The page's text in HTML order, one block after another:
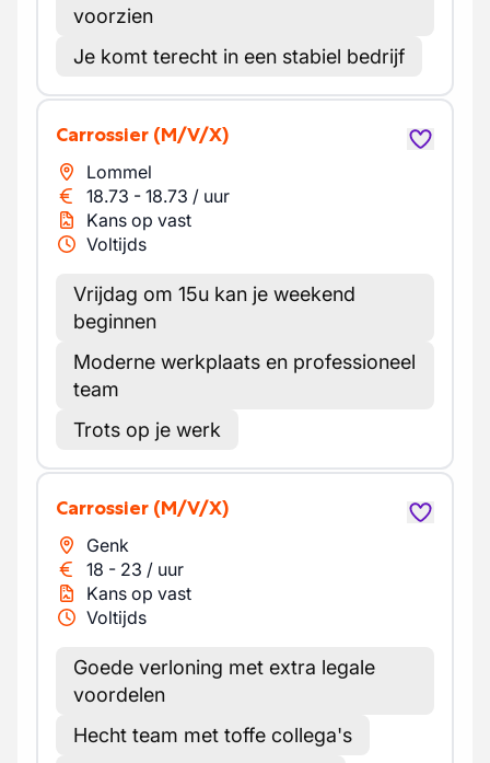
voorzien
Je komt terecht in een stabiel bedrijf
Carrossier (M/V/X)
Lommel
18.73 - 18.73 / uur
Kans op vast
Voltijds
Vrijdag om 15u kan je weekend
beginnen
Moderne werkplaats en professioneel
team
Trots op je werk
Carrossier (M/V/X)
Genk
18 - 23 / uur
Kans op vast
Voltijds
Goede verloning met extra legale
voordelen
Hecht team met toffe collega's